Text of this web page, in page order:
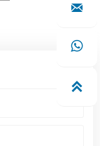


